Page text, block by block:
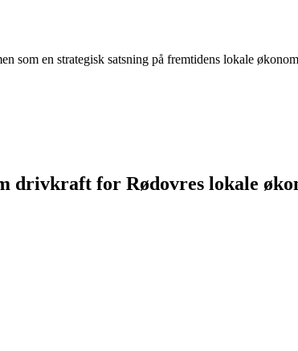
som en strategisk satsning på fremtidens lokale
drivkraft for Rødovres lokale